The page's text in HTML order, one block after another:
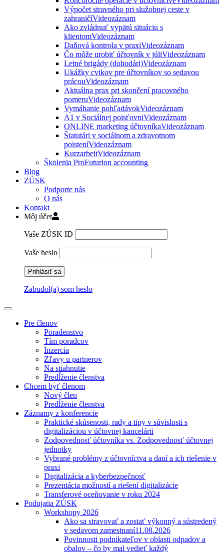
Výpočet stravného pri služobnej ceste v
zahraničíVideozáznam
Ako zvládnuť vypätú situáciu s
klientomVideozáznam
Daňová kontrola v praxiVideozáznam
Čo môže urobiť účtovník v júliVideozáznam
Letné brigády (dohodári)Videozáznam
Ukážky cvikov pre účtovníkov so sedavou
prácouVideozáznam
Aktuálna prax pri skončení pracovného
pomeruVideozáznam
Vymáhanie pohľadávokVideozáznam
A1 v Sociálnej poisťovniVideozáznam
ONLINE marketing účtovníkaVideozáznam
Štatutári v sociálnom a zdravotnom
poisteníVideozáznam
KurzarbeitVideozáznam
Školenia ProFuturion accounting
Blog
ZÚSK
Podporte nás
O nás
Kontakt
Môj účet
Vaše ZÚSK ID
Vaše heslo
Zabudol(a) som heslo
Pre členov
Poradenstvo
Tím poradcov
Inzercia
Zľavy u partnerov
Na stiahnutie
Predĺženie členstva
Chcem byť členom
Nový člen
Predĺženie členstva
Záznamy z konferencie
Praktické skúsenosti, rady a tipy v súvislosti s
digitalizáciou v účtovnej kancelárii
Zodpovednosť účtovníka vs. Zodpovednosť účtovnej
jednotky
Vybrané problémy z účtovníctva a daní a ich riešenie v
praxi
Digitalizácia a kyberbezpečnosť
Prezentácia možností a riešení digitalizácie
Transferové oceňovanie v roku 2024
Podujatia ZÚSK
Workshopy 2026
Ako sa stravovať a zostať výkonný a sústredený
v sedavom zamestnaní11.08.2026
Povinnosti podnikateľov v oblasti odpadov a
obalov – čo by mal vedieť každý